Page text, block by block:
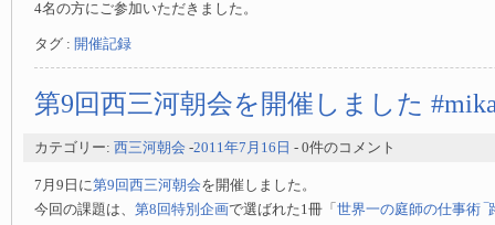
4名の方にご参加いただきました。
タグ : 開催記録
第9回西三河朝会を開催しました
カテゴリー: 西三河朝会 -2011年7月16日 - 0件のコメント
7月9日に第9回西三河朝会を開催しました。
今回の課題は、 第8回特別企画で選ばれた1冊「 世界一の庭師の仕事術